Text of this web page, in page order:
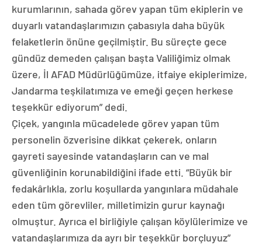
kurumlarının, sahada görev yapan tüm ekiplerin ve
duyarlı vatandaşlarımızın çabasıyla daha büyük
felaketlerin önüne geçilmiştir. Bu süreçte gece
gündüz demeden çalışan başta Valiliğimiz olmak
üzere, İl AFAD Müdürlüğümüze, itfaiye ekiplerimize,
Jandarma teşkilatımıza ve emeği geçen herkese
teşekkür ediyorum” dedi.
Çiçek, yangınla mücadelede görev yapan tüm
personelin özverisine dikkat çekerek, onların
gayreti sayesinde vatandaşların can ve mal
güvenliğinin korunabildiğini ifade etti. “Büyük bir
fedakârlıkla, zorlu koşullarda yangınlara müdahale
eden tüm görevliler, milletimizin gurur kaynağı
olmuştur. Ayrıca el birliğiyle çalışan köylülerimize ve
vatandaşlarımıza da ayrı bir teşekkür borçluyuz”